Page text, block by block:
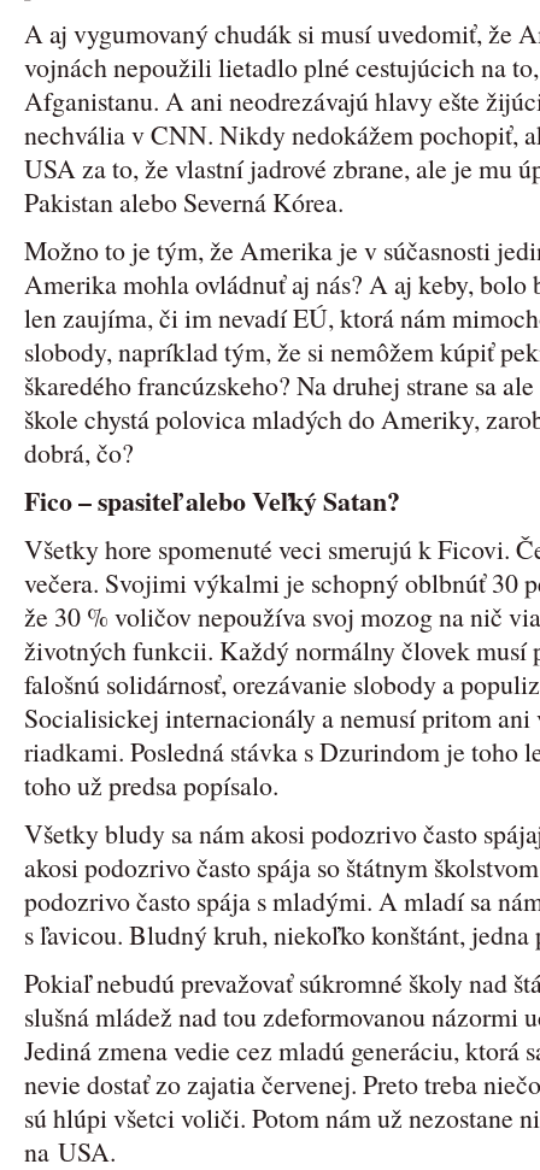
A aj vygumovaný chudák si musí uvedomiť, že
vojnách nepoužili lietadlo plné cestujúcich na
Afganistanu. A ani neodrezávajú hlavy ešte
nechvália v CNN. Nikdy nedokážem pochopiť,
USA za to, že vlastní jadrové zbrane, ale je mu
Pakistan alebo Severná Kórea.
Možno to je tým, že Amerika je v súčasnosti
Amerika mohla ovládnuť aj nás? A aj keby, bolo
len zaujíma, či im nevadí EÚ, ktorá nám
slobody, napríklad tým, že si nemôžem kúpiť
škaredého francúzskeho? Na druhej strane sa
škole chystá polovica mladých do Ameriky,
dobrá, čo?
Fico – spasiteľ alebo Veľký Satan?
Všetky hore spomenuté veci smerujú k Ficovi.
večera. Svojimi výkalmi je schopný oblbnúť 30
že 30 % voličov nepoužíva svoj mozog na nič
životných funkcii. Každý normálny človek musí
falošnú solidárnosť, orezávanie slobody a
Socialisickej internacionály a nemusí pritom
riadkami. Posledná stávka s Dzurindom je toho
toho už predsa popísalo.
Všetky bludy sa nám akosi podozrivo často
akosi podozrivo často spája so štátnym
podozrivo často spája s mladými. A mladí sa
s ľavicou. Bludný kruh, niekoľko konštánt, jedna
Pokiaľ nebudú prevažovať súkromné školy nad
slušná mládež nad tou zdeformovanou názormi
Jediná zmena vedie cez mladú generáciu, ktorá
nevie dostať zo zajatia červenej. Preto treba
sú hlúpi všetci voliči. Potom nám už nezostane
na USA.